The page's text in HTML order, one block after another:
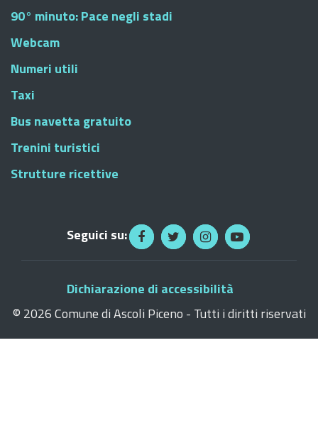
90° minuto: Pace negli stadi
Webcam
Numeri utili
Taxi
Bus navetta gratuito
Trenini turistici
Strutture ricettive
Seguici su:
Dichiarazione di accessibilità
© 2026 Comune di Ascoli Piceno - Tutti i diritti riservati